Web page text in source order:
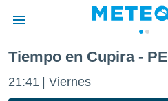
de
Tiempo en Cupira - PE
21:41 Viernes